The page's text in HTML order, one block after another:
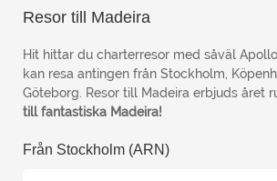
Resor till Madeira
Hit hittar du charterresor med såväl
kan resa antingen från Stockholm,
Göteborg. Resor till Madeira erbjuds året
till fantastiska Madeira!
Från Stockholm (ARN)